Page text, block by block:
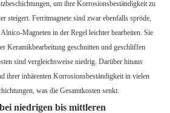
um ihre Korrosionsbeständigkeit zu
steigert. Ferritmagnete sind zwar ebenfalls spröde,
Magneten in der Regel leichter bearbeiten. Sie
Keramikbearbeitung geschnitten und geschliffen
sind vergleichsweise niedrig. Darüber hinaus
ihrer inhärenten Korrosionsbeständigkeit in vielen
was die Gesamtkosten senkt.
niedrigen bis mittleren